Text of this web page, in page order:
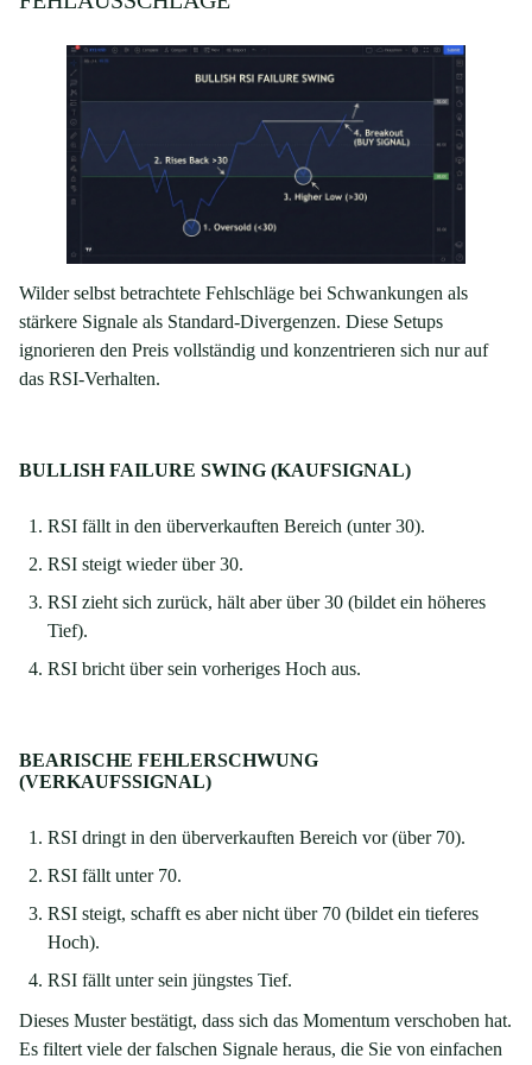
Wilder selbst betrachtete Fehlschläge bei Schwankungen als
stärkere Signale als Standard-Divergenzen. Diese Setups
ignorieren den Preis vollständig und konzentrieren sich nur auf
das RSI-Verhalten.
BULLISH FAILURE SWING (KAUFSIGNAL)
RSI fällt in den überverkauften Bereich (unter 30).
RSI steigt wieder über 30.
RSI zieht sich zurück, hält aber über 30 (bildet ein höheres
Tief).
RSI bricht über sein vorheriges Hoch aus.
BEARISCHE FEHLERSCHWUNG
(VERKAUFSSIGNAL)
RSI dringt in den überverkauften Bereich vor (über 70).
RSI fällt unter 70.
RSI steigt, schafft es aber nicht über 70 (bildet ein tieferes
Hoch).
RSI fällt unter sein jüngstes Tief.
Dieses Muster bestätigt, dass sich das Momentum verschoben hat.
Es filtert viele der falschen Signale heraus, die Sie von einfachen